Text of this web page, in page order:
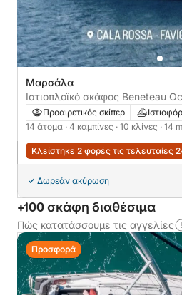
Μαρσάλα
Ιστιοπλοϊκό σκάφος Beneteau
Προαιρετικός σκίπερ
14 άτομα · 4 καμπίνες · 10 κλίνες · 14 m
Κλείστηκε 2 φορές τις τελευταίες
Δωρεάν ακύρωση
+100 σκάφη διαθέσιμα
Πώς κατατάσσουμε τις αγγελίες
Προσφορά